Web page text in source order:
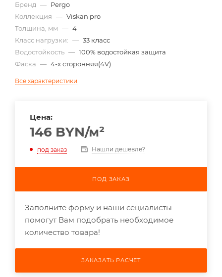
Бренд — Pergo
Коллекция — Viskan pro
Толщина, мм — 4
Класс нагрузки: — 33 класс
Водостойкость — 100% водостойкая защита
Фаска — 4-х сторонняя(4V)
Все характеристики
Цена:
146 BYN/м²
под заказ Нашли дешевле?
ПОД ЗАКАЗ
Заполните форму и наши сециалисты
помогут Вам подобрать необходимое
количество товара!
ЗАКАЗАТЬ РАСЧЕТ